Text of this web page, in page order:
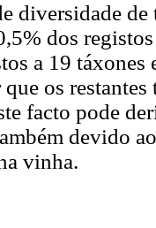
diversidade
dos
a 19
os restantes
facto pode
devido
vinha.